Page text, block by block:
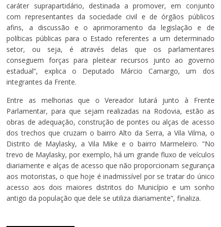
caráter suprapartidário, destinada a promover, em conjunto
com representantes da sociedade civil e de órgãos públicos
afins, a discussão e o aprimoramento da legislação e de
políticas públicas para o Estado referentes a um determinado
setor, ou seja, é através delas que os parlamentares
conseguem forças para pleitear recursos junto ao governo
estadual”, explica o Deputado Márcio Camargo, um dos
integrantes da Frente.
Entre as melhorias que o Vereador lutará junto à Frente
Parlamentar, para que sejam realizadas na Rodovia, estão as
obras de adequação, construção de pontes ou alças de acesso
dos trechos que cruzam o bairro Alto da Serra, a Vila Vilma, o
Distrito de Maylasky, a Vila Mike e o bairro Marmeleiro. “No
trevo de Maylasky, por exemplo, há um grande fluxo de veículos
diariamente e alças de acesso que não proporcionam segurança
aos motoristas, o que hoje é inadmissível por se tratar do único
acesso aos dois maiores distritos do Município e um sonho
antigo da população que dele se utiliza diariamente”, finaliza.